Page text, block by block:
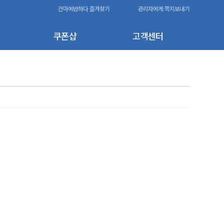
쿠폰샵 고객센터
건마에반하다 즐겨찾기 관리자에게 쪽지보내기